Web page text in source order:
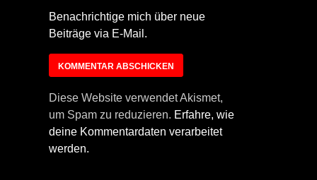
Benachrichtige mich über neue
Beiträge via E-Mail.
Diese Website verwendet Akismet,
um Spam zu reduzieren. Erfahre, wie
deine Kommentardaten verarbeitet
werden.